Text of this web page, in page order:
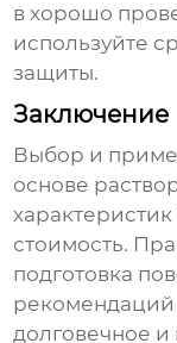
в хорошо
используйте
защиты.
Заключение
Выбор и
основе
стоимость.
подготовка
долговечное